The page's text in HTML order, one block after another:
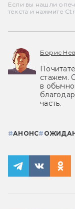
Если вы нашли
текста и нажмите
Борис
стажем.
в
часть.
#АНОНС#